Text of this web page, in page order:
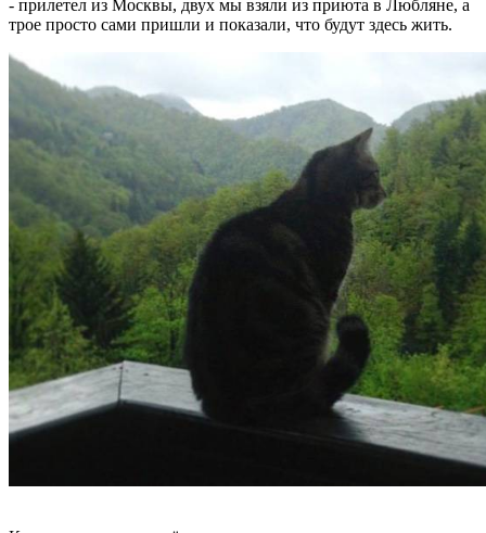
- прилетел из Москвы, двух мы взяли из приюта в Любляне, а
трое просто сами пришли и показали, что будут здесь жить.